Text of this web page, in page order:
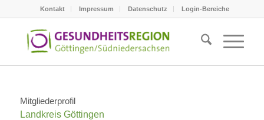
Kontakt Impressum Datenschutz Login-Bereiche
Mitgliederprofil
Landkreis Göttingen